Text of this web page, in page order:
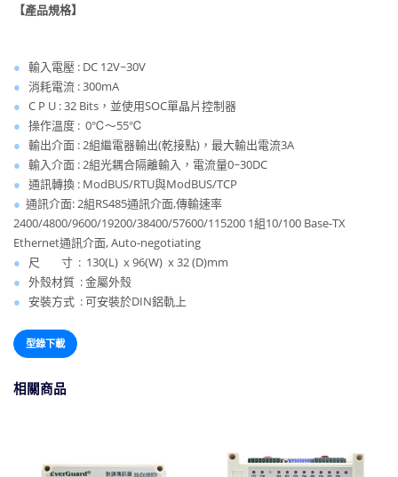
【產品規格】
● 輸入電壓 : DC 12V~30V
● 消耗電流 : 300mA
● C P U : 32 Bits，並使用SOC單晶片控制器
● 操作溫度 : 0℃～55℃
● 輸出介面 : 2組繼電器輸出(乾接點)，最大輸出電流3A
● 輸入介面 : 2組光耦合隔離輸入，電流量0~30DC
● 通訊轉換 : ModBUS/RTU與ModBUS/TCP
● 通訊介面: 2組RS485通訊介面,傳輸速率
2400/4800/9600/19200/38400/57600/115200 1組10/100 Base-TX
Ethernet通訊介面, Auto-negotiating
● 尺 寸 : 130(L) x 96(W) x 32 (D)mm
● 外殼材質 : 金屬外殼
● 安裝方式 : 可安裝於DIN鋁軌上
型錄下載
相關商品